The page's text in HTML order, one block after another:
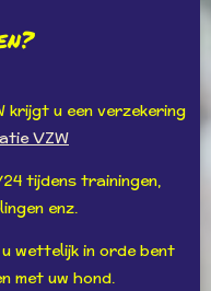
krijgt u een verzekering
VZW
tijdens trainingen,
enz.
wettelijk in orde bent
met uw hond.